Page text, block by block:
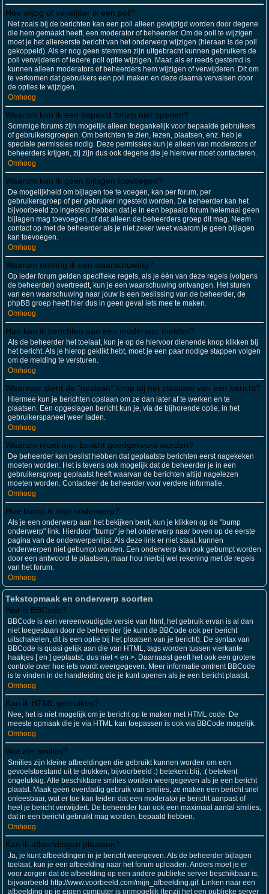
Hoe wijzig of verwijder ik een poll?
Net zoals bij de berichten kan een poll alleen gewijzigd worden door degene
die hem gemaakt heeft, een moderator of beheerder. Om de poll te wijzigen
moet je het allereerste bericht van het onderwerp wijzigen (hieraan is de poll
gekoppeld). Als er nog geen stemmen zijn uitgebracht kunnen gebruikers de
poll verwijderen of iedere poll optie wijzigen. Maar, als er reeds gestemd is
kunnen alleen moderators of beheerders hem wijzigen of verwijderen. Dit om
te verkomen dat gebruikers een poll maken en deze daarna vervalsen door
de opties te wijzigen.
Omhoog
Waarom kan ik een bepaald forum niet openen?
Sommige forums zijn mogelijk alleen toegankelijk voor bepaalde gebruikers
of gebruikersgroepen. Om berichten te zien, lezen, plaatsen, enz. heb je
speciale permissies nodig. Deze permissies kun je alleen van moderators of
beheerders krijgen, zij zijn dus ook degene die je hierover moet contacteren.
Omhoog
Waarom kan ik geen bijlagen toevoegen?
De mogelijkheid om bijlagen toe te voegen, kan per forum, per
gebruikersgroep of per gebruiker ingesteld worden. De beheerder kan het
bijvoorbeeld zo ingesteld hebben dat je in een bepaald forum helemaal geen
bijlagen mag toevoegen, of dat alleen de beheerders groep dit mag. Neem
contact op met de beheerder als je niet zeker weet waarom je geen bijlagen
kan toevoegen.
Omhoog
Waarom ontving ik een waarschuwing?
Op ieder forum gelden specifieke regels, als je één van deze regels (volgens
de beheerder) overtreedt, kun je een waarschuwing ontvangen. Het sturen
van een waarschuwing naar jouw is een beslissing van de beheerder, de
phpBB groep heeft hier dus in geen geval iets mee te maken.
Omhoog
Hoe kan ik berichten aan een moderator melden?
Als de beheerder het toelaat, kun je op de hiervoor dienende knop klikken bij
het bericht. Als je hierop geklikt hebt, moet je een paar nodige stappen volgen
om de melding te versturen.
Omhoog
Waarvoor dient de "opslaan" knop bij het plaatsen van een bericht?
Hiermee kun je berichten opslaan om ze dan later af te werken en te
plaatsen. Een opgeslagen bericht kun je, via de bijhorende optie, in het
gebruikerspaneel weer laden.
Omhoog
Waarom moet mijn bericht goedgekeurd worden?
De beheerder kan beslist hebben dat geplaatste berichten eerst nagekeken
moeten worden. Het is tevens ook mogelijk dat de beheerder je in een
gebruikersgroep geplaatst heeft waarvan de berichten altijd nagelezen
moeten worden. Contacteer de beheerder voor verdere informatie.
Omhoog
Hoe bump ik mijn onderwerp?
Als je een onderwerp aan het bekijken bent, kun je klikken op de "bump
onderwerp" link. Hierdoor "bump" je het onderwerp naar boven op de eerste
pagina van de onderwerpenlijst. Als deze link er niet staat, kunnen
onderwerpen niet gebumpt worden. Een onderwerp kan ook gebumpt worden
door een antwoord te plaatsen, maar hou hierbij wel rekening met de regels
van het forum.
Omhoog
Tekstopmaak en onderwerp soorten
Wat is BBCode?
BBCode is een vereenvoudigde versie van html, het gebruik ervan is al dan
niet toegestaan door de beheerder (je kunt de BBCode ook per bericht
uitschakelen, dit is een optie bij het plaatsen van je bericht). De syntax van
BBCode is quasi gelijk aan die van HTML, tags worden tussen vierkante
haakjes [ en ] geplaatst, dus niet < en >. Daarnaast geeft het ook een grotere
controle over hoe iets wordt weergegeven. Meer informatie omtrent BBCode
is te vinden in de handleiding die je kunt openen als je een bericht plaatst.
Omhoog
Kan ik HTML gebruiken?
Nee, het is niet mogelijk om je bericht op te maken met HTML code. De
meeste opmaak die je via HTML kan toepassen is ook via BBCode mogelijk.
Omhoog
Wat zijn smilies?
Smilies zijn kleine afbeeldingen die gebruikt kunnen worden om een
gevoelstoestand uit te drukken, bijvoorbeeld :) betekent blij, :( betekent
ongelukkig. Alle beschikbare smilies worden weergegeven als je een bericht
plaatst. Maak geen overdadig gebruik van smilies, ze maken een bericht snel
onleesbaar, wat er toe kan leiden dat een moderator je bericht aanpast of
heel je bericht verwijdert. De beheerder kan ook een maximaal aantal smilies,
dat in een bericht gebruikt mag worden, bepaald hebben.
Omhoog
Kan ik afbeeldingen plaatsen?
Ja, je kunt afbeeldingen in je bericht weergeven. Als de beheerder bijlagen
toelaat, kun je een afbeelding naar het forum uploaden. Anders moet je er
voor zorgen dat de afbeelding op een andere publieke server beschikbaar is,
bijvoorbeeld http://www.voorbeeld.com/mijn_afbeelding.gif. Linken naar een
afbeelding op je eigen computer is onmogelijk (tenzij het een publieke server